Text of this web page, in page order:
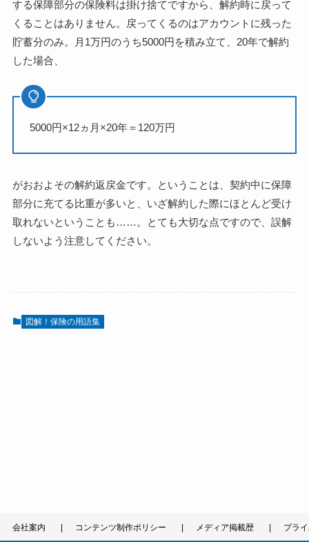
する保障部分の保険料は掛け捨てですから、解約時に戻って
くることはありません。戻ってくるのはアカウントに残った
貯蓄分のみ。月1万円のうち5000円を積み立て、20年で解約
した場合、
5000円×12ヵ月×20年＝120万円
がおおよその解約返戻金です。ということは、契約中に保障
部分に充てる比重が多いと、いざ解約した際にほとんど受け
取れないということも……。とても大切な点ですので、誤解
しないよう注意してください。
図解！保険の用語集